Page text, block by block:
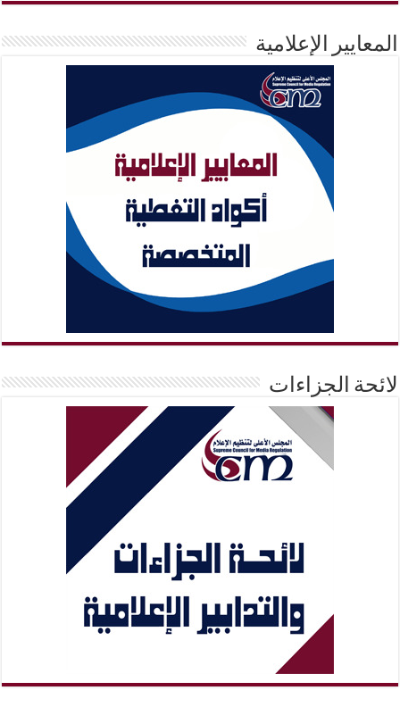
المعايير الإعلامية
لائحة الجزاءات